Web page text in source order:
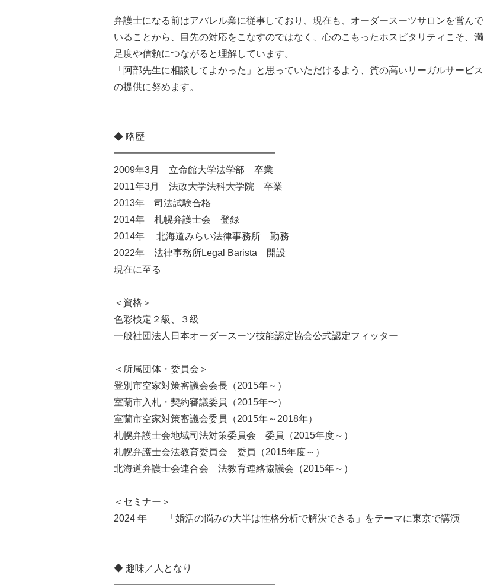
弁護士になる前はアパレル業に従事しており、現在も、オーダースーツサロンを営んで
いることから、目先の対応をこなすのではなく、心のこもったホスピタリティこそ、満
足度や信頼につながると理解しています。
「阿部先生に相談してよかった」と思っていただけるよう、質の高いリーガルサービス
の提供に努めます。
◆ 略歴
━━━━━━━━━━━━━━━━━
2009年3月 立命館大学法学部 卒業
2011年3月 法政大学法科大学院 卒業
2013年 司法試験合格
2014年 札幌弁護士会 登録
2014年 北海道みらい法律事務所 勤務
2022年 法律事務所Legal Barista 開設
現在に至る
＜資格＞
色彩検定２級、３級
一般社団法人日本オーダースーツ技能認定協会公式認定フィッター
＜所属団体・委員会＞
登別市空家対策審議会会長（2015年～）
室蘭市入札・契約審議委員（2015年〜）
室蘭市空家対策審議会委員（2015年～2018年）
札幌弁護士会地域司法対策委員会 委員（2015年度～）
札幌弁護士会法教育委員会 委員（2015年度～）
北海道弁護士会連合会 法教育連絡協議会（2015年～）
＜セミナー＞
2024 年 「婚活の悩みの大半は性格分析で解決できる」をテーマに東京で講演
◆ 趣味／人となり
━━━━━━━━━━━━━━━━━